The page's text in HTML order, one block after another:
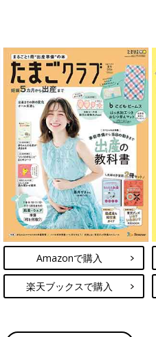
Amazonで購入
楽天ブックスで購入